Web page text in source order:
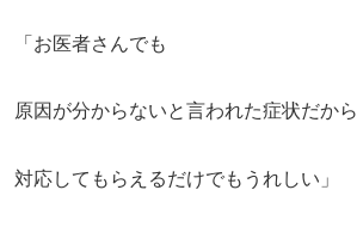
「お医者さんでも
原因が分からないと言われた症状だから
対応してもらえるだけでもうれしい」